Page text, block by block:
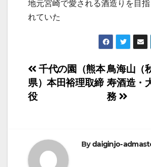
地元宮崎で愛される酒造りを目
れていた
投
稿
ビ
ゲ
鳥海山（
寿酒造・
務
千代の園（熊本
県）本田裕理取締
役
Bydaiginjo-